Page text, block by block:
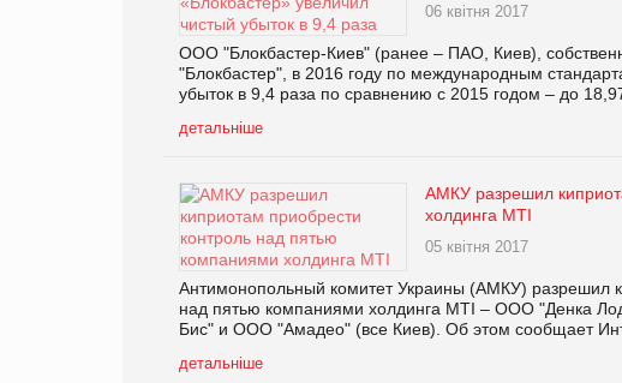
06 квітня 2017
ООО "Блокбастер-Киев" (ранее – ПАО, Киев),
"Блокбастер", в 2016 году по международным
убыток в 9,4 раза по сравнению с 2015 годом – до
детальніше
АМКУ разрешил
холдинга MTI
05 квітня 2017
Антимонопольный комитет Украины (АМКУ) разрешил
над пятью компаниями холдинга MTI – ООО "Денка
Бис" и ООО "Амадео" (все Киев). Об этом сообщает
детальніше